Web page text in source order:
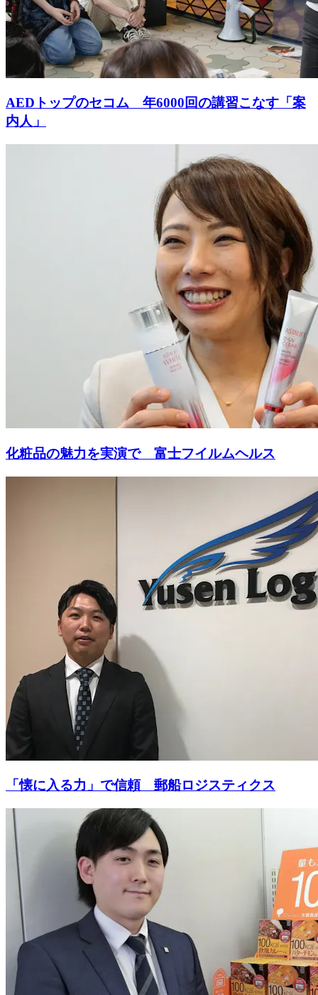
AEDトップのセコム 年6000回の講習こなす「案
内人」
化粧品の魅力を実演で 富士フイルムヘルス
「懐に入る力」で信頼 郵船ロジスティクス